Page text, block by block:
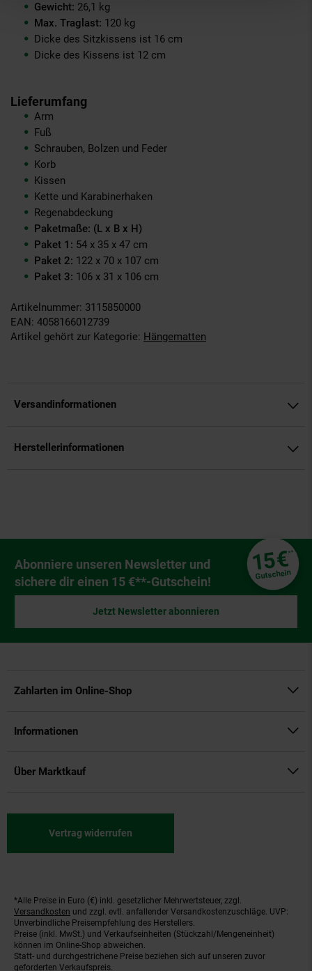
Gewicht: 26,1 kg
Max. Traglast: 120 kg
Dicke des Sitzkissens ist 16 cm
Dicke des Kissens ist 12 cm
Lieferumfang
Arm
Fuß
Schrauben, Bolzen und Feder
Korb
Kissen
Kette und Karabinerhaken
Regenabdeckung
Paketmaße: (L x B x H)
Paket 1: 54 x 35 x 47 cm
Paket 2: 122 x 70 x 107 cm
Paket 3: 106 x 31 x 106 cm
Artikelnummer: 3115850000
EAN: 4058166012739
Artikel gehört zur Kategorie: Hängematten
Versandinformationen
Herstellerinformationen
Newsletter Anmeldung
Abonniere unseren Newsletter und
sichere dir einen 15 €**-Gutschein!
15€**
Gutschein
Jetzt Newsletter abonnieren
Zahlarten im Online-Shop
Informationen
Über Marktkauf
Vertrag widerrufen
Fußnoten
*Alle Preise in Euro (€) inkl. gesetzlicher Mehrwertsteuer, zzgl.
Versandkosten und zzgl. evtl. anfallender Versandkostenzuschläge. UVP:
Unverbindliche Preisempfehlung des Herstellers.
Preise (inkl. MwSt.) und Verkaufseinheiten (Stückzahl/Mengeneinheit)
können im Online-Shop abweichen.
Statt- und durchgestrichene Preise beziehen sich auf unseren zuvor
geforderten Verkaufspreis.